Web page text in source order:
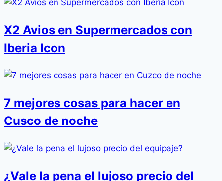
X2 Avios en Supermercados con
Iberia Icon
7 mejores cosas para hacer en
Cusco de noche
¿Vale la pena el lujoso precio del